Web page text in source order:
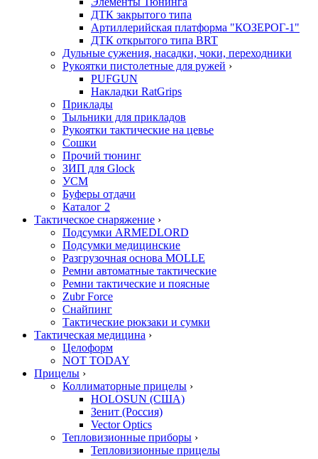
ДТК закрытого типа
Артиллерийская платформа "КОЗЕРОГ-1"
ДТК открытого типа BRT
Дульные сужения, насадки, чоки, переходники
Рукоятки пистолетные для ружей ›
PUFGUN
Накладки RatGrips
Приклады
Тыльники для прикладов
Рукоятки тактические на цевье
Сошки
Прочий тюнинг
ЗИП для Glock
УСМ
Буферы отдачи
Каталог 2
Тактическое снаряжение ›
Подсумки ARMEDLORD
Подсумки медицинские
Разгрузочная основа MOLLE
Ремни автоматные тактические
Ремни тактические и поясные
Zubr Force
Снайпинг
Тактические рюкзаки и сумки
Тактическая медицина ›
Целоформ
NOT TODAY
Прицелы ›
Коллиматорные прицелы ›
HOLOSUN (США)
Зенит (Россия)
Vector Optics
Тепловизионные приборы ›
Тепловизионные прицелы